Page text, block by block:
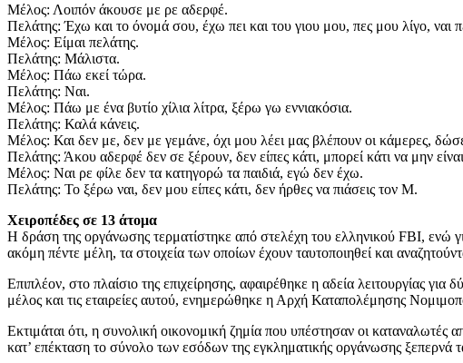
Μέλος: Λοιπόν άκουσε με ρε αδερφέ.
Πελάτης: Έχω και το όνομά σου, έχω πει και του γιου μου, πες μου λίγο, ναι
Μέλος: Είμαι πελάτης.
Πελάτης: Μάλιστα.
Μέλος: Πάω εκεί τώρα.
Πελάτης: Ναι.
Μέλος: Πάω με ένα βυτίο χίλια λίτρα, ξέρω γω εννιακόσια.
Πελάτης: Καλά κάνεις.
Μέλος: Και δεν με, δεν με γεμάνε, όχι μου λέει μας βλέπουν οι κάμερες,
Πελάτης: Άκου αδερφέ δεν σε ξέρουν, δεν είπες κάτι, μπορεί κάτι να μην
Μέλος: Ναι ρε φίλε δεν τα κατηγορώ τα παιδιά, εγώ δεν έχω.
Πελάτης: Το ξέρω ναι, δεν μου είπες κάτι, δεν ήρθες να πιάσεις τον Μ.
Χειροπέδες σε 13 άτομα
Η δράση της οργάνωσης τερματίστηκε από στελέχη του ελληνικού FBI, ενώ
ακόμη πέντε μέλη, τα στοιχεία των οποίων έχουν ταυτοποιηθεί και
Επιπλέον, στο πλαίσιο της επιχείρησης, αφαιρέθηκε η αδεία λειτουργίας
μέλος και τις εταιρείες αυτού, ενημερώθηκε η Αρχή Καταπολέμησης
Εκτιμάται ότι, η συνολική οικονομική ζημία που υπέστησαν οι
κατ’ επέκταση το σύνολο των εσόδων της εγκληματικής οργάνωσης ξεπερνά